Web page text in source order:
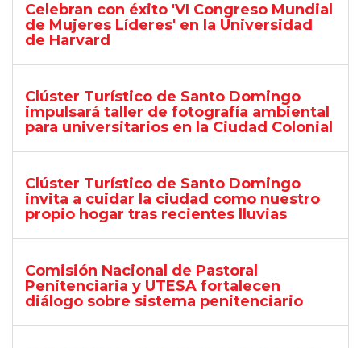
Celebran con éxito 'VI Congreso Mundial
de Mujeres Líderes' en la Universidad
de Harvard
Clúster Turístico de Santo Domingo
impulsará taller de fotografía ambiental
para universitarios en la Ciudad Colonial
Clúster Turístico de Santo Domingo
invita a cuidar la ciudad como nuestro
propio hogar tras recientes lluvias
Comisión Nacional de Pastoral
Penitenciaria y UTESA fortalecen
diálogo sobre sistema penitenciario